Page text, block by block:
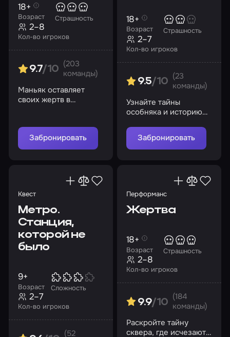
Возраст
18+
Страшность
Кол-во игроков
2–8
9.7/10
(203
команды)
Маньяк оставляет
своих жертв в
коллекцию?
Забронировать
Возраст
18+
Страшность
Кол-во игроков
2–7
9.5/10
(23
команды)
Узнайте тайны
особняка и историю
из семьи Войнич
Забронировать
Квест
Метро.
Станция,
которой не
было
Возраст
9+
Сложность
Кол-во игроков
2–7
(52
Перформанс
Жертва
Возраст
18+
Страшность
Кол-во игроков
2–8
9.9/10
(184
команды)
Раскройте тайну
сквера, где исчезают